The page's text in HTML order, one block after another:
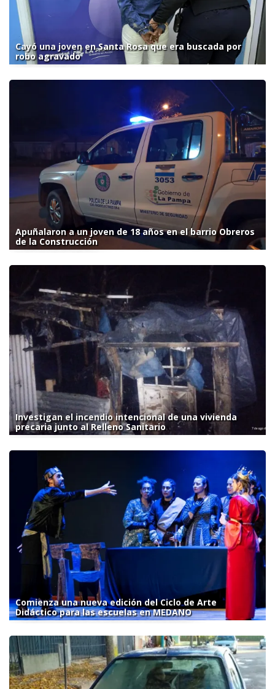
Cayó una joven en Santa Rosa que era buscada por
robo agravado
Apuñalaron a un joven de 18 años en el barrio Obreros
de la Construcción
Investigan el incendio intencional de una vivienda
precaria junto al Relleno Sanitario
Comienza una nueva edición del Ciclo de Arte
Didáctico para las escuelas en MEDANO